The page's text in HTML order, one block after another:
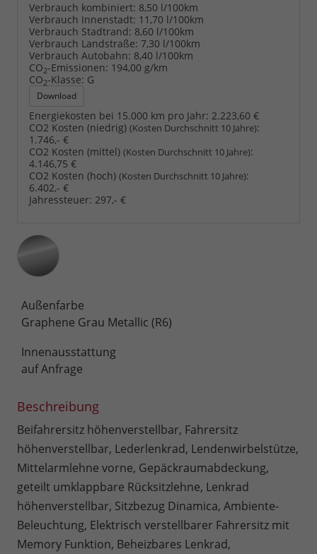
Verbrauch kombiniert: 8,50 l/100km
Verbrauch Innenstadt: 11,70 l/100km
Verbrauch Stadtrand: 8,60 l/100km
Verbrauch Landstraße: 7,30 l/100km
Verbrauch Autobahn: 8,40 l/100km
CO2-Emissionen: 194,00 g/km
CO2-Klasse: G
Download
Energiekosten bei 15.000 km pro Jahr: 2.223,60 €
CO2 Kosten (niedrig) (Kosten Durchschnitt 10 Jahre):
1.746,- €
CO2 Kosten (mittel) (Kosten Durchschnitt 10 Jahre):
4.146,75 €
CO2 Kosten (hoch) (Kosten Durchschnitt 10 Jahre):
6.402,- €
Jahressteuer: 297,- €
Außenfarbe
Graphene Grau Metallic (R6)
Innenausstattung
auf Anfrage
Beschreibung
Beifahrersitz höhenverstellbar, Fahrersitz
höhenverstellbar, Lederlenkrad, Lendenwirbelstütze,
Mittelarmlehne vorne, Gepäckraumabdeckung,
geteilt umklappbare Rücksitzlehne, Lenkrad
höhenverstellbar, Sitzbezug Dinamica, Ambiente-
Beleuchtung, Elektrisch verstellbarer Fahrersitz mit
Memory Funktion, Beheizbares Lenkrad,